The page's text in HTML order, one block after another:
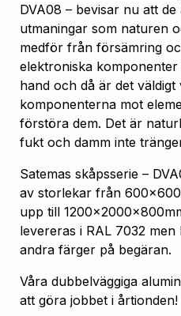
DVA08 – bevisar nu att
utmaningar som naturen
medför från försämring
elektroniska
hand och då är det
komponenterna mot
förstöra dem. Det är
fukt och damm inte
Satemas skåpsserie –
av storlekar från
upp till
levereras i RAL 7032
andra färger på begäran.
Våra dubbelväggiga
att göra jobbet i årtionden!